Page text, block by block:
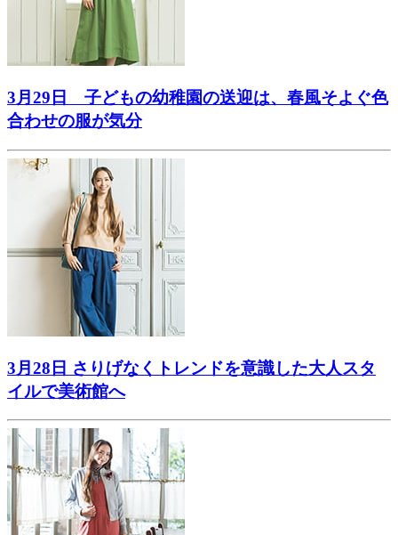
3月29日 子どもの幼稚園の送迎は、春風そよぐ色
合わせの服が気分
3月28日 さりげなくトレンドを意識した大人スタ
イルで美術館へ